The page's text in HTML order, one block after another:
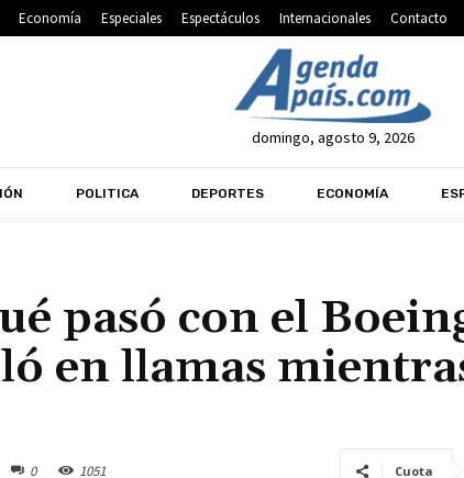
Economía Especiales Espectáculos Internacionales Contacto
domingo, agosto 9, 2026
POLITICA DEPORTES ECONOMÍA
pasó con el
en llamas
0 1051 Cuota